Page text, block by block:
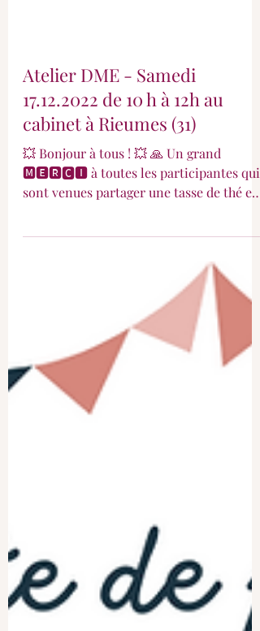
Atelier DME - Samedi
17.12.2022 de 10 h à 12h au
cabinet à Rieumes (31)
💥 Bonjour à tous ! 💥 🙏 Un grand
sont venues partager une tasse de thé et